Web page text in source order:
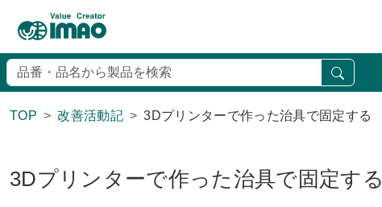
TOP 改善活動記 3Dプリンターで作った治具で固定する
3Dプリンターで作った治具で固定する